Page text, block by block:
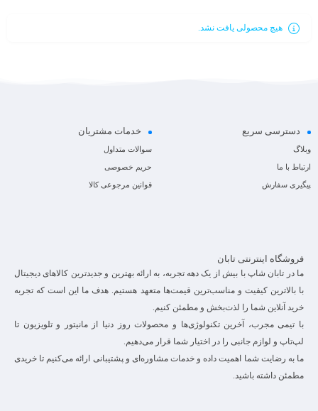
هیچ محصولی یافت نشد.
دسترسی سریع
وبلاگ
ارتباط با ما
پیگیری سفارش
خدمات مشتریان
سوالات متداول
حریم خصوصی
قوانین مرجوعی کالا
فروشگاه اینترنتی تابان
ما در تابان شاپ با بیش از یک دهه تجربه، به ارائه بهترین و جدیدترین کالاهای دیجیتال
با بالاترین کیفیت و مناسب‌ترین قیمت‌ها متعهد هستیم. هدف ما این است که تجربه
خرید آنلاین شما را لذت‌بخش و مطمئن کنیم.
با تیمی مجرب، آخرین تکنولوژی‌ها و محصولات روز دنیا از مانیتور و تلویزیون تا
لپ‌تاپ و لوازم جانبی را در اختیار شما قرار می‌دهیم.
ما به رضایت شما اهمیت داده و خدمات مشاوره‌ای و پشتیبانی ارائه می‌کنیم تا خریدی
مطمئن داشته باشید.